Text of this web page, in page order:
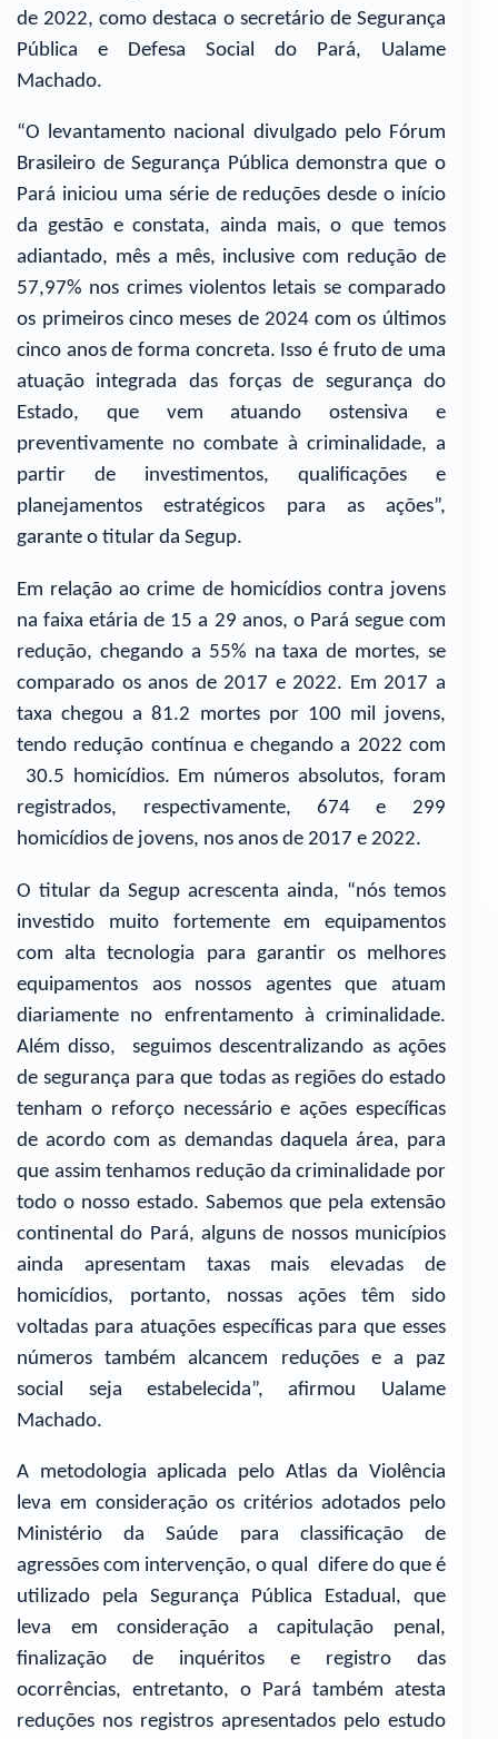
de 2022, como destaca o secretário de Segurança
Pública e Defesa Social do Pará, Ualame
Machado.
“O levantamento nacional divulgado pelo Fórum
Brasileiro de Segurança Pública demonstra que o
Pará iniciou uma série de reduções desde o início
da gestão e constata, ainda mais, o que temos
adiantado, mês a mês, inclusive com redução de
57,97% nos crimes violentos letais se comparado
os primeiros cinco meses de 2024 com os últimos
cinco anos de forma concreta. Isso é fruto de uma
atuação integrada das forças de segurança do
Estado, que vem atuando ostensiva e
preventivamente no combate à criminalidade, a
partir de investimentos, qualificações e
planejamentos estratégicos para as ações”,
garante o titular da Segup.
Em relação ao crime de homicídios contra jovens
na faixa etária de 15 a 29 anos, o Pará segue com
redução, chegando a 55% na taxa de mortes, se
comparado os anos de 2017 e 2022. Em 2017 a
taxa chegou a 81.2 mortes por 100 mil jovens,
tendo redução contínua e chegando a 2022 com
30.5 homicídios. Em números absolutos, foram
registrados, respectivamente, 674 e 299
homicídios de jovens, nos anos de 2017 e 2022.
O titular da Segup acrescenta ainda, “nós temos
investido muito fortemente em equipamentos
com alta tecnologia para garantir os melhores
equipamentos aos nossos agentes que atuam
diariamente no enfrentamento à criminalidade.
Além disso, seguimos descentralizando as ações
de segurança para que todas as regiões do estado
tenham o reforço necessário e ações específicas
de acordo com as demandas daquela área, para
que assim tenhamos redução da criminalidade por
todo o nosso estado. Sabemos que pela extensão
continental do Pará, alguns de nossos municípios
ainda apresentam taxas mais elevadas de
homicídios, portanto, nossas ações têm sido
voltadas para atuações específicas para que esses
números também alcancem reduções e a paz
social seja estabelecida”, afirmou Ualame
Machado.
A metodologia aplicada pelo Atlas da Violência
leva em consideração os critérios adotados pelo
Ministério da Saúde para classificação de
agressões com intervenção, o qual difere do que é
utilizado pela Segurança Pública Estadual, que
leva em consideração a capitulação penal,
finalização de inquéritos e registro das
ocorrências, entretanto, o Pará também atesta
reduções nos registros apresentados pelo estudo